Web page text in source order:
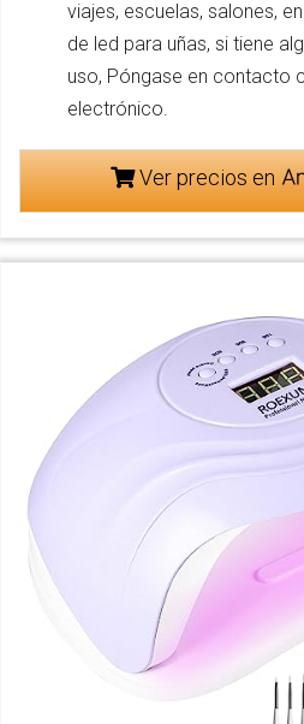
viajes, escuelas, salones,
de led para uñas, si tiene
uso, Póngase en contacto
electrónico.
Ver precios en